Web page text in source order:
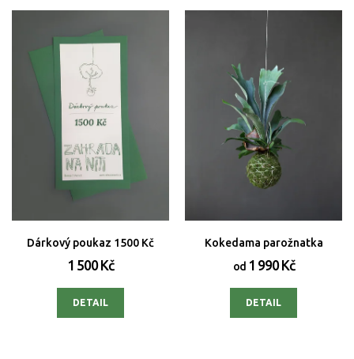
Dárkový poukaz 1500 Kč
1 500 Kč
DETAIL
Kokedama parožnatka
od1 990 Kč
DETAIL